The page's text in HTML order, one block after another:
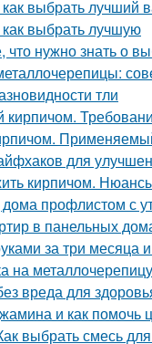
выбрать лучший
выбрать лучшую
что нужно знать о
тли
для
кирпичом.
профлистом с
в панельных
за три месяца
на
вреда для
и как помочь
выбрать смесь для